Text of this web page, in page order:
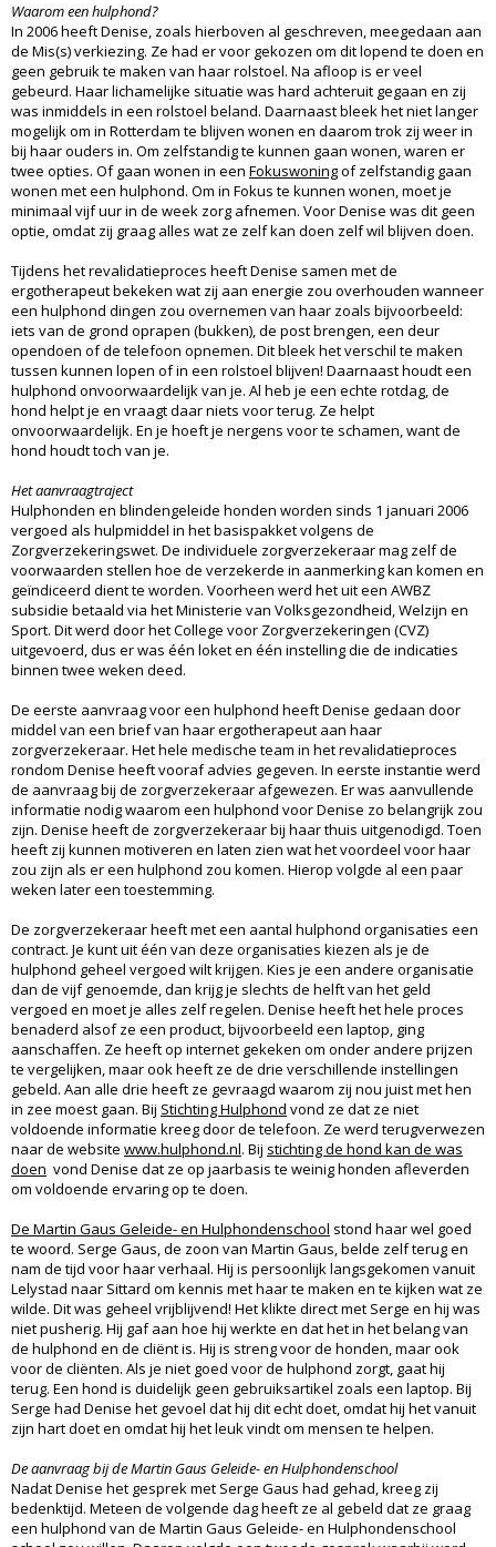
Waarom een hulphond?
In 2006 heeft Denise, zoals hierboven al geschreven, meegedaan aan
de Mis(s) verkiezing. Ze had er voor gekozen om dit lopend te doen en
geen gebruik te maken van haar rolstoel. Na afloop is er veel
gebeurd. Haar lichamelijke situatie was hard achteruit gegaan en zij
was inmiddels in een rolstoel beland. Daarnaast bleek het niet langer
mogelijk om in Rotterdam te blijven wonen en daarom trok zij weer in
bij haar ouders in. Om zelfstandig te kunnen gaan wonen, waren er
twee opties. Of gaan wonen in een Fokuswoningof zelfstandig gaan
wonen met een hulphond. Om in Fokus te kunnen wonen, moet je
minimaal vijf uur in de week zorg afnemen. Voor Denise was dit geen
optie, omdat zij graag alles wat ze zelf kan doen zelf wil blijven doen.
Tijdens het revalidatieproces heeft Denise samen met de
ergotherapeut bekeken wat zij aan energie zou overhouden wanneer
een hulphond dingen zou overnemen van haar zoals bijvoorbeeld:
iets van de grond oprapen (bukken), de post brengen, een deur
opendoen of de telefoon opnemen. Dit bleek het verschil te maken
tussen kunnen lopen of in een rolstoel blijven! Daarnaast houdt een
hulphond onvoorwaardelijk van je. Al heb je een echte rotdag, de
hond helpt je en vraagt daar niets voor terug. Ze helpt
onvoorwaardelijk. En je hoeft je nergens voor te schamen, want de
hond houdt toch van je.
Het aanvraagtraject
Hulphonden en blindengeleide honden worden sinds 1 januari 2006
vergoed als hulpmiddel in het basispakket volgens de
Zorgverzekeringswet. De individuele zorgverzekeraar mag zelf de
voorwaarden stellen hoe de verzekerde in aanmerking kan komen en
geïndiceerd dient te worden. Voorheen werd het uit een AWBZ
subsidie betaald via het Ministerie van Volksgezondheid, Welzijn en
Sport. Dit werd door het College voor Zorgverzekeringen (CVZ)
uitgevoerd, dus er was één loket en één instelling die de indicaties
binnen twee weken deed.
De eerste aanvraag voor een hulphond heeft Denise gedaan door
middel van een brief van haar ergotherapeut aan haar
zorgverzekeraar. Het hele medische team in het revalidatieproces
rondom Denise heeft vooraf advies gegeven. In eerste instantie werd
de aanvraag bij de zorgverzekeraar afgewezen. Er was aanvullende
informatie nodig waarom een hulphond voor Denise zo belangrijk zou
zijn. Denise heeft de zorgverzekeraar bij haar thuis uitgenodigd. Toen
heeft zij kunnen motiveren en laten zien wat het voordeel voor haar
zou zijn als er een hulphond zou komen. Hierop volgde al een paar
weken later een toestemming.
De zorgverzekeraar heeft met een aantal hulphond organisaties een
contract. Je kunt uit één van deze organisaties kiezen als je de
hulphond geheel vergoed wilt krijgen. Kies je een andere organisatie
dan de vijf genoemde, dan krijg je slechts de helft van het geld
vergoed en moet je alles zelf regelen. Denise heeft het hele proces
benaderd alsof ze een product, bijvoorbeeld een laptop, ging
aanschaffen. Ze heeft op internet gekeken om onder andere prijzen
te vergelijken, maar ook heeft ze de drie verschillende instellingen
gebeld. Aan alle drie heeft ze gevraagd waarom zij nou juist met hen
in zee moest gaan. Bij Stichting Hulphond vond ze dat ze niet
voldoende informatie kreeg door de telefoon. Ze werd terugverwezen
naar de website www.hulphond.nl. Bij stichting de hond kan de was
doen vond Denise dat ze op jaarbasis te weinig honden afleverden
om voldoende ervaring op te doen.
De Martin Gaus Geleide- en Hulphondenschool stond haar wel goed
te woord. Serge Gaus, de zoon van Martin Gaus, belde zelf terug en
nam de tijd voor haar verhaal. Hij is persoonlijk langsgekomen vanuit
Lelystad naar Sittard om kennis met haar te maken en te kijken wat ze
wilde. Dit was geheel vrijblijvend! Het klikte direct met Serge en hij was
niet pusherig. Hij gaf aan hoe hij werkte en dat het in het belang van
de hulphond en de cliënt is. Hij is streng voor de honden, maar ook
voor de cliënten. Als je niet goed voor de hulphond zorgt, gaat hij
terug. Een hond is duidelijk geen gebruiksartikel zoals een laptop. Bij
Serge had Denise het gevoel dat hij dit echt doet, omdat hij het vanuit
zijn hart doet en omdat hij het leuk vindt om mensen te helpen.
De aanvraag bij de Martin Gaus Geleide- en Hulphondenschool
Nadat Denise het gesprek met Serge Gaus had gehad, kreeg zij
bedenktijd. Meteen de volgende dag heeft ze al gebeld dat ze graag
een hulphond van de Martin Gaus Geleide- en Hulphondenschool